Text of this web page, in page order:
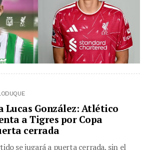
Lucas González: Atlético
a Tigres por Copa
cerrada
se jugará a puerta cerrada, sin el